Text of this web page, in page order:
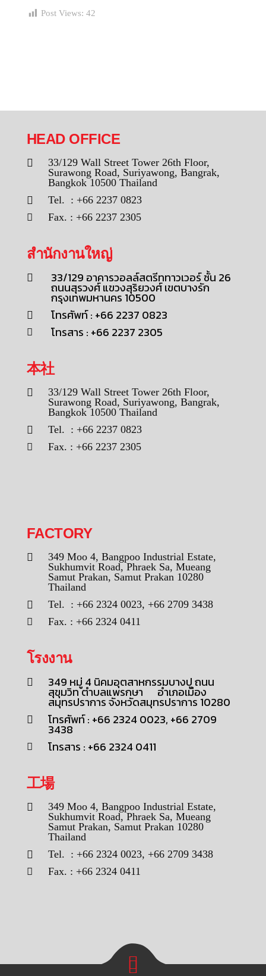
Post Views: 42
HEAD OFFICE
33/129 Wall Street Tower 26th Floor,
Surawong Road, Suriyawong, Bangrak,
Bangkok 10500 Thailand
Tel. : +66 2237 0823
Fax. : +66 2237 2305
สำนักงานใหญ่
33/129 อาคารวอลล์สตรีททาวเวอร์ ชั้น 26
ถนนสุรวงศ์ แขวงสุริยวงศ์ เขตบางรัก
กรุงเทพมหานคร 10500
โทรศัพท์ : +66 2237 0823
โทรสาร : +66 2237 2305
本社
33/129 Wall Street Tower 26th Floor,
Surawong Road, Suriyawong, Bangrak,
Bangkok 10500 Thailand
Tel. : +66 2237 0823
Fax. : +66 2237 2305
FACTORY
349 Moo 4, Bangpoo Industrial Estate,
Sukhumvit Road, Phraek Sa, Mueang
Samut Prakan, Samut Prakan 10280
Thailand
Tel. : +66 2324 0023, +66 2709 3438
Fax. : +66 2324 0411
โรงงาน
349 หมู่ 4 นิคมอุตสาหกรรมบางปู ถนน
สุขุมวิท ตำบลแพรกษา อำเภอเมือง
สมุทรปราการ จังหวัดสมุทรปราการ 10280
โทรศัพท์ : +66 2324 0023, +66 2709
3438
โทรสาร : +66 2324 0411
工場
349 Moo 4, Bangpoo Industrial Estate,
Sukhumvit Road, Phraek Sa, Mueang
Samut Prakan, Samut Prakan 10280
Thailand
Tel. : +66 2324 0023, +66 2709 3438
Fax. : +66 2324 0411